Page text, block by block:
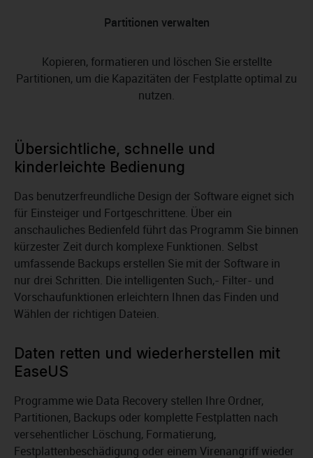
Partitionen verwalten
Kopieren, formatieren und löschen Sie erstellte
Partitionen, um die Kapazitäten der Festplatte optimal zu
nutzen.
Übersichtliche, schnelle und
kinderleichte Bedienung
Das benutzerfreundliche Design der Software eignet sich
für Einsteiger und Fortgeschrittene. Über ein
anschauliches Bedienfeld führt das Programm Sie binnen
kürzester Zeit durch komplexe Funktionen. Selbst
umfassende Backups erstellen Sie mit der Software in
nur drei Schritten. Die intelligenten Such,- Filter- und
Vorschaufunktionen erleichtern Ihnen das Finden und
Wählen der richtigen Dateien.
Daten retten und wiederherstellen mit
EaseUS
Programme wie Data Recovery stellen Ihre Ordner,
Partitionen, Backups oder komplette Festplatten nach
versehentlicher Löschung, Formatierung,
Festplattenbeschädigung oder einem Virenangriff wieder